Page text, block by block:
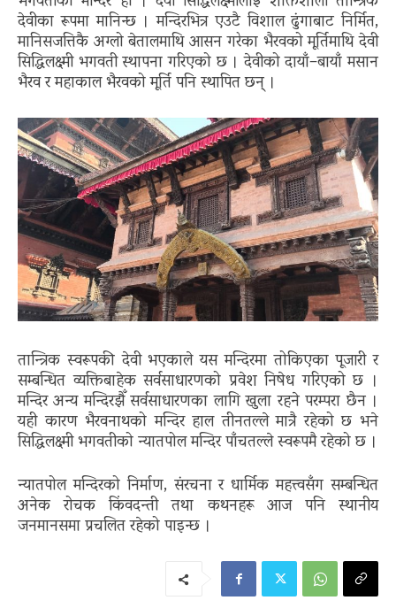
देवीका रूपमा मानिन्छ । मन्दिरभित्र एउटै विशाल ढुंगाबाट निर्मित,
मानिसजत्तिकै अग्लो बेतालमाथि आसन गरेका भैरवको मूर्तिमाथि देवी
सिद्धिलक्ष्मी भगवती स्थापना गरिएको छ । देवीको दायाँ–बायाँ मसान
भैरव र महाकाल भैरवको मूर्ति पनि स्थापित छन् ।
तान्त्रिक स्वरूपकी देवी भएकाले यस मन्दिरमा तोकिएका पूजारी र
सम्बन्धित व्यक्तिबाहेक सर्वसाधारणको प्रवेश निषेध गरिएको छ ।
मन्दिर अन्य मन्दिरझैँ सर्वसाधारणका लागि खुला रहने परम्परा छैन ।
यही कारण भैरवनाथको मन्दिर हाल तीनतल्ले मात्रै रहेको छ भने
सिद्धिलक्ष्मी भगवतीको न्यातपोल मन्दिर पाँचतल्ले स्वरूपमै रहेको छ ।
न्यातपोल मन्दिरको निर्माण, संरचना र धार्मिक महत्त्वसँग सम्बन्धित
अनेक रोचक किंवदन्ती तथा कथनहरू आज पनि स्थानीय
जनमानसमा प्रचलित रहेको पाइन्छ ।